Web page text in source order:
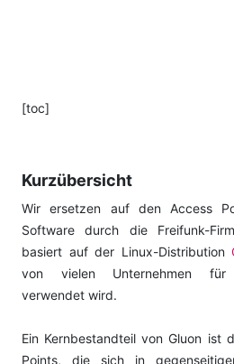
[toc]
Kurzübersicht
Wir ersetzen auf den Access
Software durch die Freifunk-
basiert auf der Linux-Distribution
von vielen Unternehmen für
verwendet wird.
Ein Kernbestandteil von Gluon ist
Points, die sich in